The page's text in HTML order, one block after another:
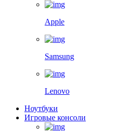
Apple
Samsung
Lenovo
Ноутбуки
Игровые консоли